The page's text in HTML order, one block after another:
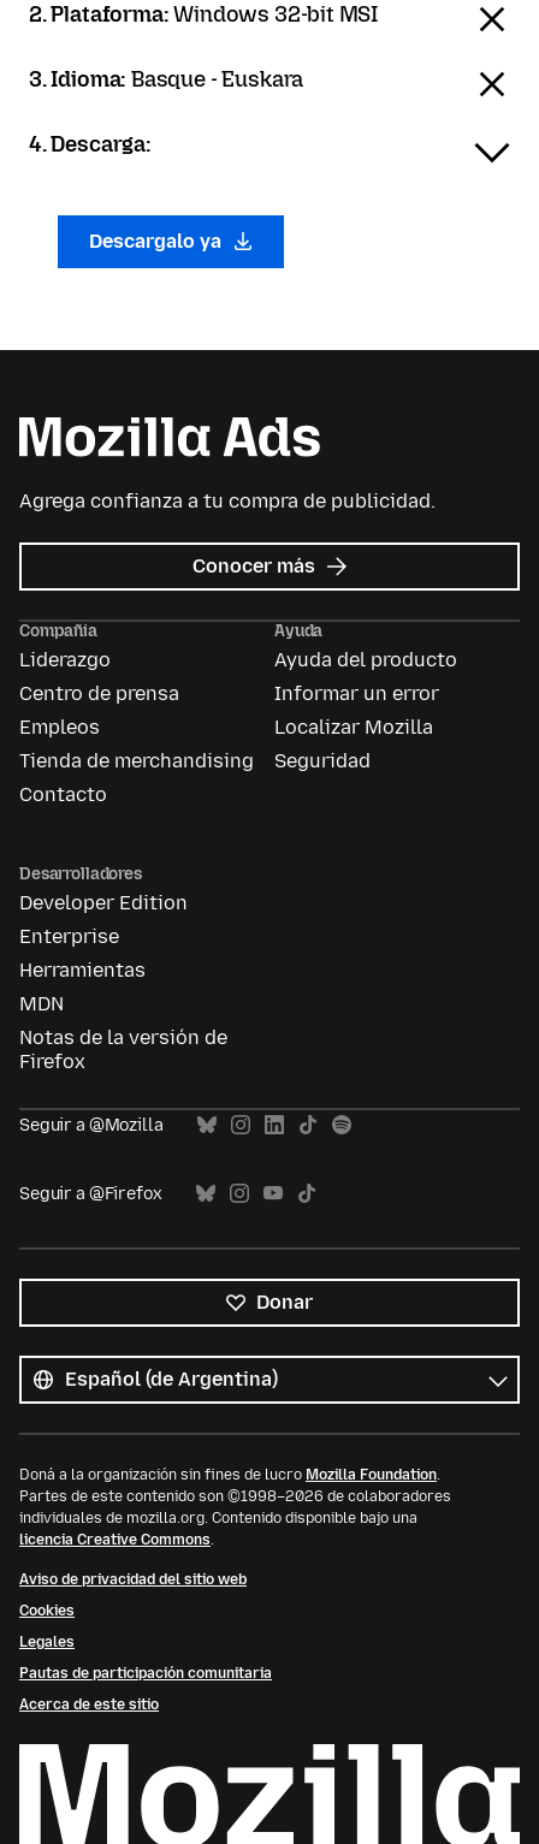
2. Plataforma:Windows 32-bit MSI
3. Idioma:Basque - Euskara
4. Descarga:
Descargalo ya
Agrega confianza a tu compra de publicidad.
Conocer más sobre
Mozilla
Compañía
Liderazgo
Centro de prensa
Empleos
Tienda de merchandising
Contacto
Ayuda
Ayuda del producto
Informar un error
Localizar Mozilla
Seguridad
Desarrolladores
Developer Edition
Enterprise
Herramientas
MDN
Notas de la versión de
Firefox
Seguir a @Mozilla
Seguir a @Firefox
Donar
los
idiomas
Idioma
Doná a la organización sin fines de lucro Mozilla Foundation.
Partes de este contenido son ©1998–2026 de colaboradores
individuales de mozilla.org. Contenido disponible bajo una
licencia Creative Commons.
Aviso de privacidad del sitio web
Cookies
Legales
Pautas de participación comunitaria
Acerca de este sitio